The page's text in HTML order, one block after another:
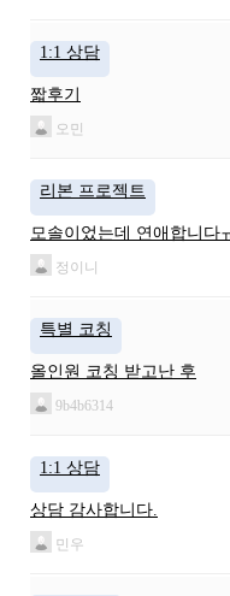
1:1 상담
짧후기
오민
리본 프로젝트
모솔이었는데 연애합니다
정이니
특별 코칭
올인원 코칭 받고난 후
9b4b6314
1:1 상담
상담 감사합니다.
민우